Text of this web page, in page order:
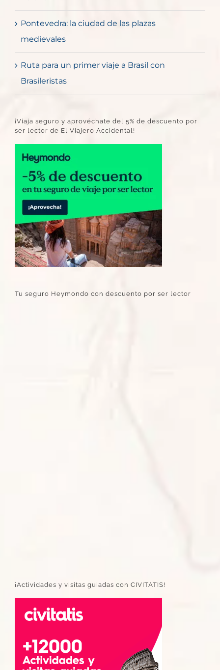
Pontevedra: la ciudad de las plazas
medievales
Ruta para un primer viaje a Brasil con
Brasileristas
¡Viaja seguro y aprovéchate del 5% de descuento por
ser lector de El Viajero Accidental!
Tu seguro Heymondo con descuento por ser lector
¡Actividades y visitas guiadas con CIVITATIS!